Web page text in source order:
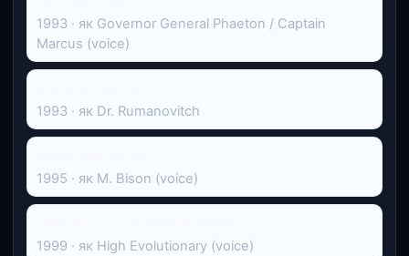
1993 · як Governor General Phaeton / Captain
Marcus (voice)
1993 · як Dr. Rumanovitch
1995 · як M. Bison (voice)
1999 · як High Evolutionary (voice)